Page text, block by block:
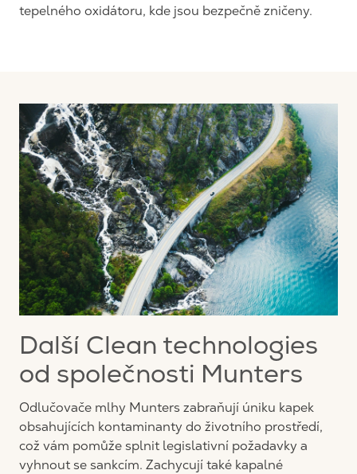
tepelného oxidátoru, kde jsou bezpečně zničeny.
Další Clean technologies
od společnosti Munters
Odlučovače mlhy Munters zabraňují úniku kapek
obsahujících kontaminanty do životního prostředí,
což vám pomůže splnit legislativní požadavky a
vyhnout se sankcím. Zachycují také kapalné